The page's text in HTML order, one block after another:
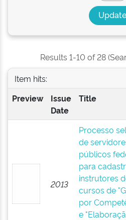
Results 1-10 of 28
Item hits:
Preview
Issue
Date
Title
2013
Processo
de
públicos
para
instrutores
cursos de
por
e